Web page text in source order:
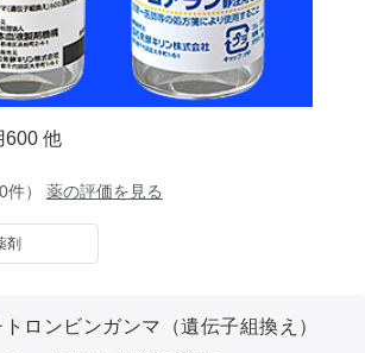
600 他
件） 薬の評価を見る
剤
ロンビンガンマ（遺伝子組換え）